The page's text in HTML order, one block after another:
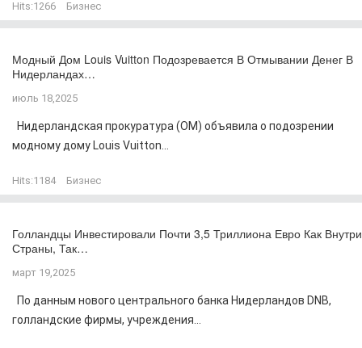
Hits:1266 Бизнес
Модный Дом Louis Vuitton Подозревается В Отмывании Денег В
Нидерландах…
июль 18,2025
Нидерландская прокуратура (OM) объявила о подозрении
модному дому Louis Vuitton...
Hits:1184 Бизнес
Голландцы Инвестировали Почти 3,5 Триллиона Евро Как Внутри
Страны, Так…
март 19,2025
По данным нового центрального банка Нидерландов DNB,
голландские фирмы, учреждения...